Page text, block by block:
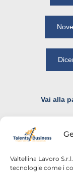
Valtellina Lavoro
tecnologie come i
Vai alla